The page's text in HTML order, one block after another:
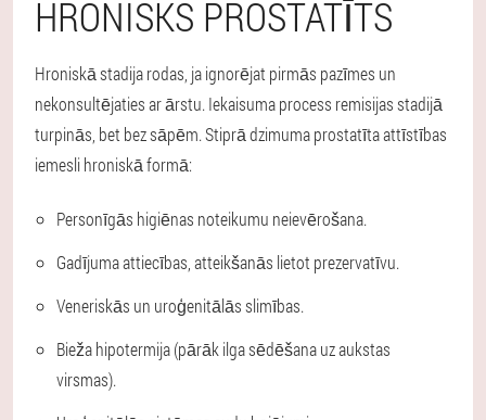
HRONISKS PROSTATĪTS
Hroniskā stadija rodas, ja ignorējat pirmās pazīmes un
nekonsultējaties ar ārstu. Iekaisuma process remisijas stadijā
turpinās, bet bez sāpēm. Stiprā dzimuma prostatīta attīstības
iemesli hroniskā formā:
Personīgās higiēnas noteikumu neievērošana.
Gadījuma attiecības, atteikšanās lietot prezervatīvu.
Veneriskās un uroģenitālās slimības.
Bieža hipotermija (pārāk ilga sēdēšana uz aukstas
virsmas).